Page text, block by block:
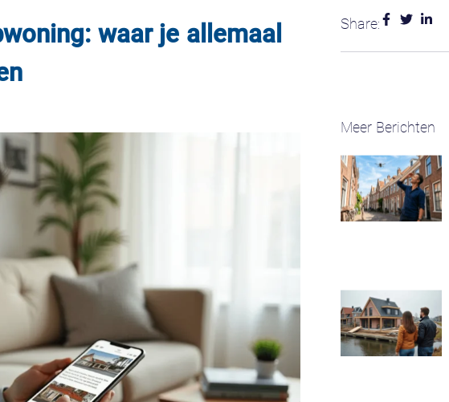
waar je allemaal
Share:
Meer Berichten